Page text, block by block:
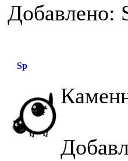
Добавлено:
Sp